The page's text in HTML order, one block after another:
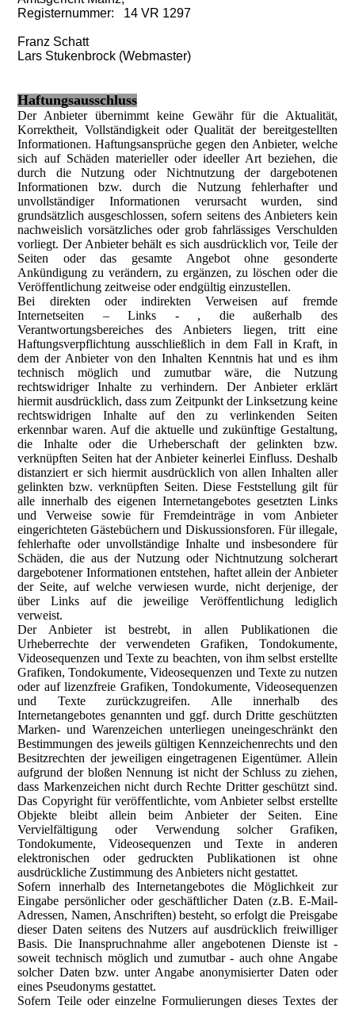
Registernummer: 14 VR 1297
Franz Schatt
Lars Stukenbrock (Webmaster)
Haftungsausschluss
Der Anbieter übernimmt keine Gewähr für die Aktualität,
Korrektheit, Vollständigkeit oder Qualität der bereitgestellten
Informationen. Haftungsansprüche gegen den Anbieter, welche
sich auf Schäden materieller oder ideeller Art beziehen, die
durch die Nutzung oder Nichtnutzung der dargebotenen
Informationen bzw. durch die Nutzung fehlerhafter und
unvollständiger Informationen verursacht wurden, sind
grundsätzlich ausgeschlossen, sofern seitens des Anbieters kein
nachweislich vorsätzliches oder grob fahrlässiges Verschulden
vorliegt. Der Anbieter behält es sich ausdrücklich vor, Teile der
Seiten oder das gesamte Angebot ohne gesonderte
Ankündigung zu verändern, zu ergänzen, zu löschen oder die
Veröffentlichung zeitweise oder endgültig einzustellen.
Bei direkten oder indirekten Verweisen auf fremde
Internetseiten – Links ‑ , die außerhalb des
Verantwortungsbereiches des Anbieters liegen, tritt eine
Haftungsverpflichtung ausschließlich in dem Fall in Kraft, in
dem der Anbieter von den Inhalten Kenntnis hat und es ihm
technisch möglich und zumutbar wäre, die Nutzung
rechtswidriger Inhalte zu verhindern. Der Anbieter erklärt
hiermit ausdrücklich, dass zum Zeitpunkt der Linksetzung keine
rechtswidrigen Inhalte auf den zu verlinkenden Seiten
erkennbar waren. Auf die aktuelle und zukünftige Gestaltung,
die Inhalte oder die Urheberschaft der gelinkten bzw.
verknüpften Seiten hat der Anbieter keinerlei Einfluss. Deshalb
distanziert er sich hiermit ausdrücklich von allen Inhalten aller
gelinkten bzw. verknüpften Seiten. Diese Feststellung gilt für
alle innerhalb des eigenen Internetangebotes gesetzten Links
und Verweise sowie für Fremdeinträge in vom Anbieter
eingerichteten Gästebüchern und Diskussionsforen. Für illegale,
fehlerhafte oder unvollständige Inhalte und insbesondere für
Schäden, die aus der Nutzung oder Nichtnutzung solcherart
dargebotener Informationen entstehen, haftet allein der Anbieter
der Seite, auf welche verwiesen wurde, nicht derjenige, der
über Links auf die jeweilige Veröffentlichung lediglich
verweist.
Der Anbieter ist bestrebt, in allen Publikationen die
Urheberrechte der verwendeten Grafiken, Tondokumente,
Videosequenzen und Texte zu beachten, von ihm selbst erstellte
Grafiken, Tondokumente, Videosequenzen und Texte zu nutzen
oder auf lizenzfreie Grafiken, Tondokumente, Videosequenzen
und Texte zurückzugreifen. Alle innerhalb des
Internetangebotes genannten und ggf. durch Dritte geschützten
Marken- und Warenzeichen unterliegen uneingeschränkt den
Bestimmungen des jeweils gültigen Kennzeichenrechts und den
Besitzrechten der jeweiligen eingetragenen Eigentümer. Allein
aufgrund der bloßen Nennung ist nicht der Schluss zu ziehen,
dass Markenzeichen nicht durch Rechte Dritter geschützt sind.
Das Copyright für veröffentlichte, vom Anbieter selbst erstellte
Objekte bleibt allein beim Anbieter der Seiten. Eine
Vervielfältigung oder Verwendung solcher Grafiken,
Tondokumente, Videosequenzen und Texte in anderen
elektronischen oder gedruckten Publikationen ist ohne
ausdrückliche Zustimmung des Anbieters nicht gestattet.
Sofern innerhalb des Internetangebotes die Möglichkeit zur
Eingabe persönlicher oder geschäftlicher Daten (z.B. E-Mail-
Adressen, Namen, Anschriften) besteht, so erfolgt die Preisgabe
dieser Daten seitens des Nutzers auf ausdrücklich freiwilliger
Basis. Die Inanspruchnahme aller angebotenen Dienste ist -
soweit technisch möglich und zumutbar - auch ohne Angabe
solcher Daten bzw. unter Angabe anonymisierter Daten oder
eines Pseudonyms gestattet.
Sofern Teile oder einzelne Formulierungen dieses Textes der